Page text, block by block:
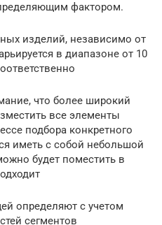
фактором.
изделий, независимо от
в диапазоне от 10
что более широкий
все элементы
подбора конкретного
иметь с собой небольшой
будет поместить в
определяют с учетом
сегментов